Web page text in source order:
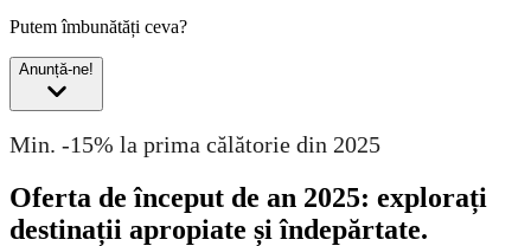
Putem îmbunătăți ceva?
Anunță-ne!
Min. -15% la prima călătorie din 2025
Oferta de început de an 2025: explorați
destinații apropiate și îndepărtate.